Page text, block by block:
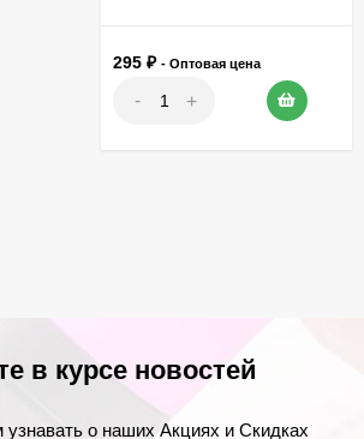
295 ₽ - Оптовая цена
- +
в курсе новостей
о наших Акциях и Скидках